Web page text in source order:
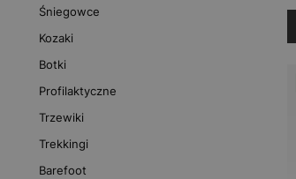
Śniegowce
Kozaki
Botki
Profilaktyczne
Trzewiki
Trekkingi
Barefoot